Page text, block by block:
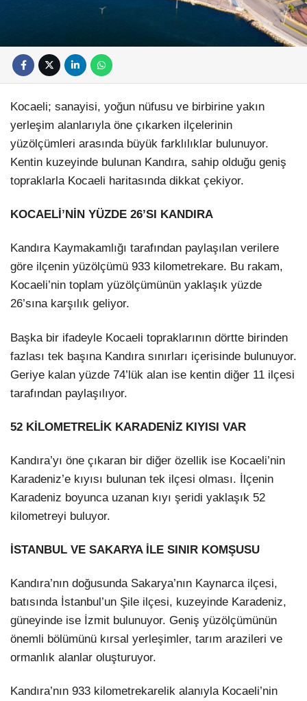
Kocaeli; sanayisi, yoğun nüfusu ve birbirine yakın
yerleşim alanlarıyla öne çıkarken ilçelerinin
yüzölçümleri arasında büyük farklılıklar bulunuyor.
Kentin kuzeyinde bulunan Kandıra, sahip olduğu geniş
topraklarla Kocaeli haritasında dikkat çekiyor.
KOCAELİ’NİN YÜZDE 26’SI KANDIRA
Kandıra Kaymakamlığı tarafından paylaşılan verilere
göre ilçenin yüzölçümü 933 kilometrekare. Bu rakam,
Kocaeli’nin toplam yüzölçümünün yaklaşık yüzde
26’sına karşılık geliyor.
Başka bir ifadeyle Kocaeli topraklarının dörtte birinden
fazlası tek başına Kandıra sınırları içerisinde bulunuyor.
Geriye kalan yüzde 74’lük alan ise kentin diğer 11 ilçesi
tarafından paylaşılıyor.
52 KİLOMETRELİK KARADENİZ KIYISI VAR
Kandıra’yı öne çıkaran bir diğer özellik ise Kocaeli’nin
Karadeniz’e kıyısı bulunan tek ilçesi olması. İlçenin
Karadeniz boyunca uzanan kıyı şeridi yaklaşık 52
kilometreyi buluyor.
İSTANBUL VE SAKARYA İLE SINIR KOMŞUSU
Kandıra’nın doğusunda Sakarya’nın Kaynarca ilçesi,
batısında İstanbul’un Şile ilçesi, kuzeyinde Karadeniz,
güneyinde ise İzmit bulunuyor. Geniş yüzölçümünün
önemli bölümünü kırsal yerleşimler, tarım arazileri ve
ormanlık alanlar oluşturuyor.
Kandıra’nın 933 kilometrekarelik alanıyla Kocaeli’nin